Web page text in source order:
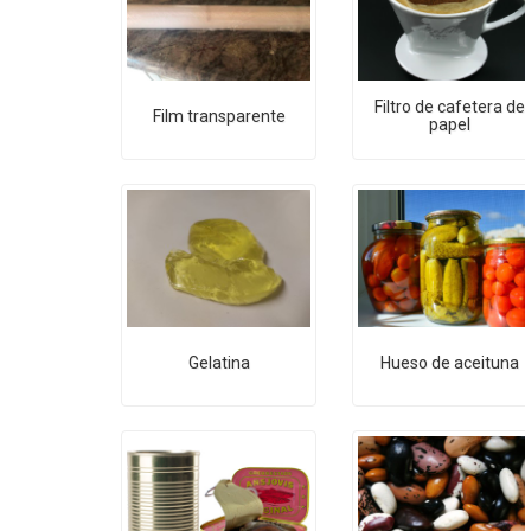
Film transparente
Filtro de cafetera de
papel
Gelatina Hueso de aceituna